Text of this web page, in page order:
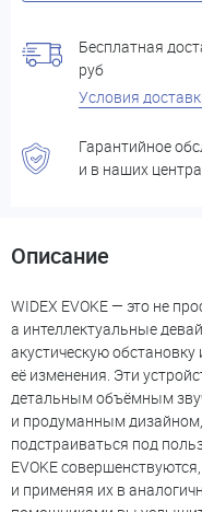
Бесплатная
руб
Условия
Гарантийное
и в наших
Описание
WIDEX EVOKE — это не
а интеллектуальные
акустическую
её изменения. Эти
детальным объёмным
и продуманным
подстраиваться под
EVOKE
и применяя их в